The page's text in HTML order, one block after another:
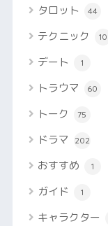
タロット 44
テクニック 10
デート 1
トラウマ 60
トーク 75
ドラマ 202
おすすめ 1
ガイド 1
キャラクター